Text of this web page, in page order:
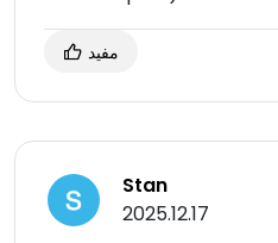
مفيد
Stan
2025.12.17